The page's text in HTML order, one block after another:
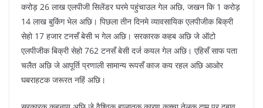
करोड़ 26 लाख एलपीजी सिलेंडर घरमे पहुंचाउल गेल अछि, जखन कि 1 करोड़
14 लाख बुकिंग भेल अछि। पिछला तीन दिनमे व्यावसायिक एलपीजीक बिक्री
सेहो 17 हजार टनसँ बेसी भ गेल अछि। सरकारक कहब अछि जे ऑटो
एलपीजीक बिक्री सेहो 762 टनसँ बेसी दर्ज कयल गेल अछि। एहिसँ साफ पता
चलैत अछि जे आपूर्ति प्रणाली सामान्य रूपसँ काज कय रहल अछि आओर
घबराहटक जरूरत नहिं अछि।